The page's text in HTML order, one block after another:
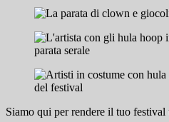
Siamo qui per rendere il tuo festival